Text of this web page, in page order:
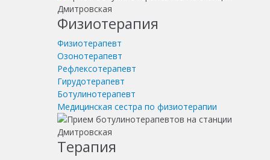
Физиотерапия
Физиотерапевт
Озонотерапевт
Рефлексотерапевт
Гирудотерапевт
Ботулинотерапевт
Медицинская сестра по физиотерапии
Терапия